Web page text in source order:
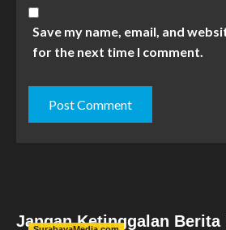
Save my name, email, and
for the next time I comment.
Jangan Ketinggalan Berita